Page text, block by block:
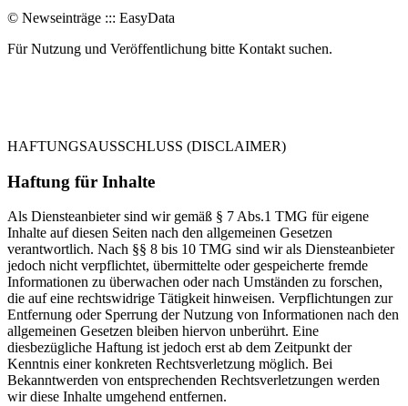
© Newseinträge ::: EasyData
Für Nutzung und Veröffentlichung bitte Kontakt suchen.
HAFTUNGSAUSSCHLUSS (DISCLAIMER)
Haftung für Inhalte
Als Diensteanbieter sind wir gemäß § 7 Abs.1 TMG für eigene
Inhalte auf diesen Seiten nach den allgemeinen Gesetzen
verantwortlich. Nach §§ 8 bis 10 TMG sind wir als Diensteanbieter
jedoch nicht verpflichtet, übermittelte oder gespeicherte fremde
Informationen zu überwachen oder nach Umständen zu forschen,
die auf eine rechtswidrige Tätigkeit hinweisen. Verpflichtungen zur
Entfernung oder Sperrung der Nutzung von Informationen nach den
allgemeinen Gesetzen bleiben hiervon unberührt. Eine
diesbezügliche Haftung ist jedoch erst ab dem Zeitpunkt der
Kenntnis einer konkreten Rechtsverletzung möglich. Bei
Bekanntwerden von entsprechenden Rechtsverletzungen werden
wir diese Inhalte umgehend entfernen.